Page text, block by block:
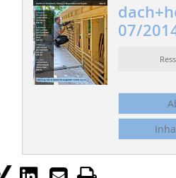
07/